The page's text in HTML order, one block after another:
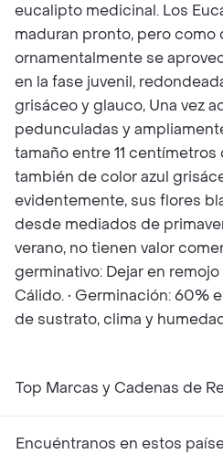
eucalipto medicinal. Los
maduran pronto, pero como
ornamentalmente se
en la fase juvenil,
grisáceo y glauco, Una vez
pedunculadas y
tamaño entre 11
también de color azul
evidentemente, sus flores
desde mediados de
verano, no tienen valor
germinativo: Dejar en remojo
Cálido. • Germinación: 60%
de sustrato, clima y
Top Marcas y Cadenas de
Encuéntranos en estos